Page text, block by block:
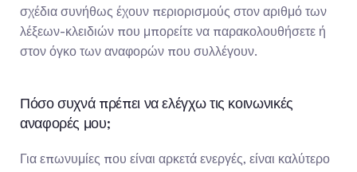
σχέδια συνήθως έχουν περιορισμούς στον αριθμό των
λέξεων-κλειδιών που μπορείτε να παρακολουθήσετε ή
στον όγκο των αναφορών που συλλέγουν.
Πόσο συχνά πρέπει να ελέγχω τις κοινωνικές
αναφορές μου;
Για επωνυμίες που είναι αρκετά ενεργές, είναι καλύτερο